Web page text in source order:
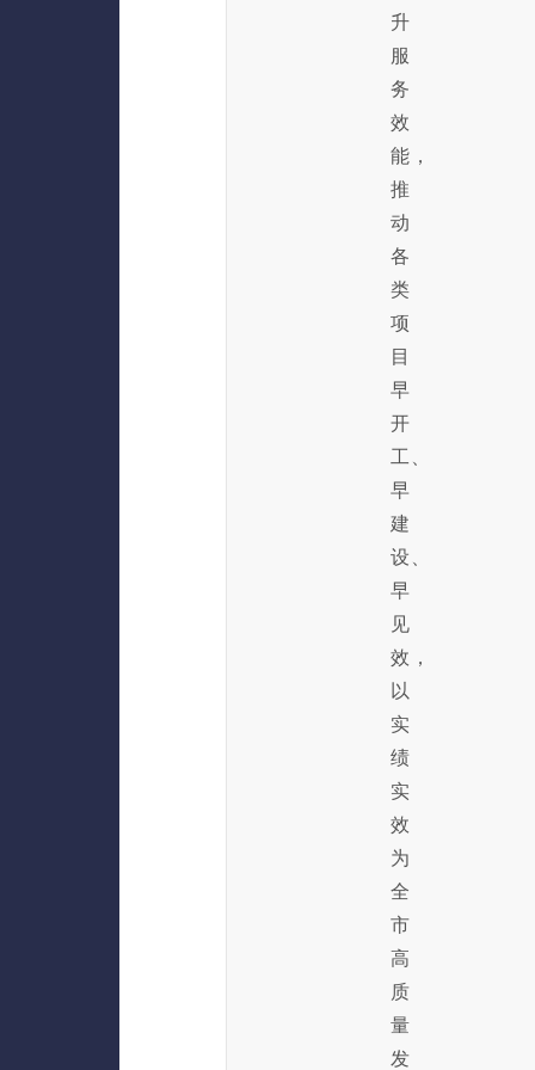
升
服
务
效
能，
推
动
各
类
项
目
早
开
工、
早
建
设、
早
见
效，
以
实
绩
实
效
为
全
市
高
质
量
发